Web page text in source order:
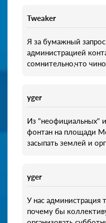
Tweaker
Я за бумажный
администрацией
сомнительно,что
yger
Из "неофициальных"
фонтан на площади
засыпать землей и
yger
У нас администрация
почему бы